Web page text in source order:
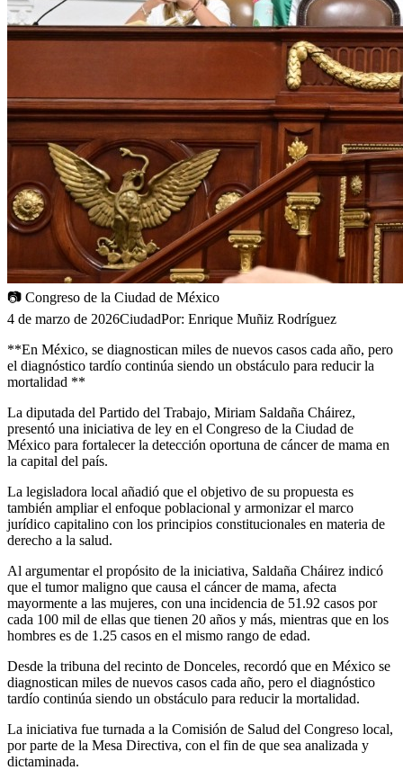
📷 Congreso de la Ciudad de México
4 de marzo de 2026CiudadPor: Enrique Muñiz Rodríguez
**En México, se diagnostican miles de nuevos casos cada año, pero
el diagnóstico tardío continúa siendo un obstáculo para reducir la
mortalidad **
La diputada del Partido del Trabajo, Miriam Saldaña Cháirez,
presentó una iniciativa de ley en el Congreso de la Ciudad de
México para fortalecer la detección oportuna de cáncer de mama en
la capital del país.
La legisladora local añadió que el objetivo de su propuesta es
también ampliar el enfoque poblacional y armonizar el marco
jurídico capitalino con los principios constitucionales en materia de
derecho a la salud.
Al argumentar el propósito de la iniciativa, Saldaña Cháirez indicó
que el tumor maligno que causa el cáncer de mama, afecta
mayormente a las mujeres, con una incidencia de 51.92 casos por
cada 100 mil de ellas que tienen 20 años y más, mientras que en los
hombres es de 1.25 casos en el mismo rango de edad.
Desde la tribuna del recinto de Donceles, recordó que en México se
diagnostican miles de nuevos casos cada año, pero el diagnóstico
tardío continúa siendo un obstáculo para reducir la mortalidad.
La iniciativa fue turnada a la Comisión de Salud del Congreso local,
por parte de la Mesa Directiva, con el fin de que sea analizada y
dictaminada.